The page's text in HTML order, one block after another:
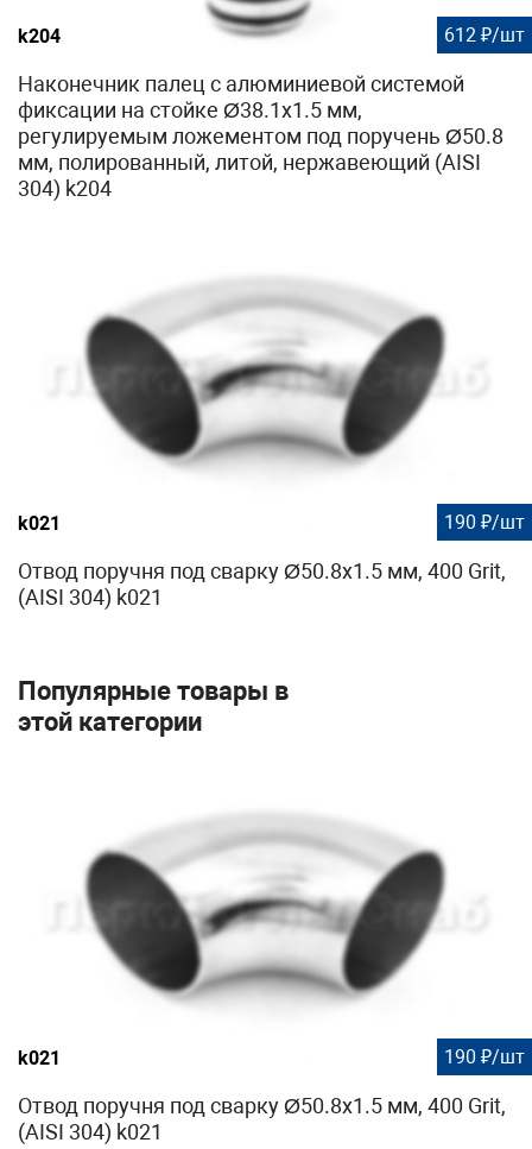
k204 612 ₽/шт
Наконечник палец с алюминиевой системой
фиксации на стойке Ø38.1х1.5 мм,
регулируемым ложементом под поручень Ø50.8
мм, полированный, литой, нержавеющий (AISI
304) k204
k021 190 ₽/шт
Отвод поручня под сварку Ø50.8х1.5 мм, 400 Grit,
(AISI 304) k021
Популярные товары в
этой категории
k021 190 ₽/шт
Отвод поручня под сварку Ø50.8х1.5 мм, 400 Grit,
(AISI 304) k021